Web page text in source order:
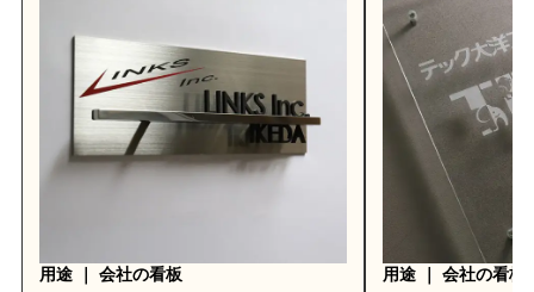
用途 ｜ 会社の看板 用途 ｜ 会社の看板